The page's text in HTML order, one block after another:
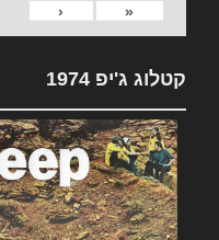
«
‹
קטלוג ג'יפ 1974